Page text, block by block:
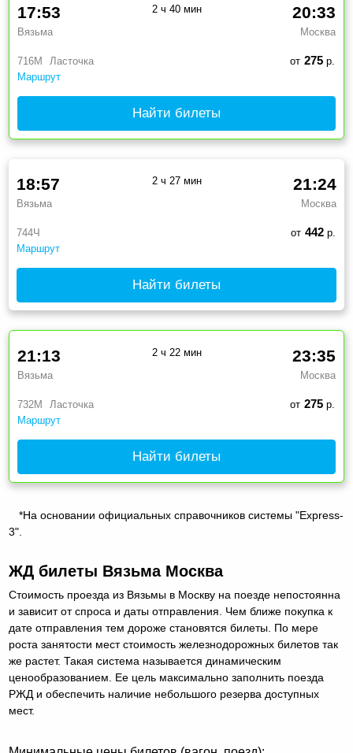
716М
Ласточка
Маршрут
17:53
Вязьма
20:33
Москва
2 ч 40 мин
от 275р.
Найти билеты
744Ч
Маршрут
18:57
Вязьма
21:24
Москва
2 ч 27 мин
от 442р.
Найти билеты
732М
Ласточка
Маршрут
21:13
Вязьма
23:35
Москва
2 ч 22 мин
от 275р.
Найти билеты
*На основании официальных справочников системы "Express-
3".
ЖД билеты Вязьма Москва
Стоимость проезда из Вязьмы в Москву на поезде непостоянна
и зависит от спроса и даты отправления. Чем ближе покупка к
дате отправления тем дороже становятся билеты. По мере
роста занятости мест стоимость железнодорожных билетов так
же растет. Такая система называется динамическим
ценообразованием. Ее цель максимально заполнить поезда
РЖД и обеспечить наличие небольшого резерва доступных
мест.